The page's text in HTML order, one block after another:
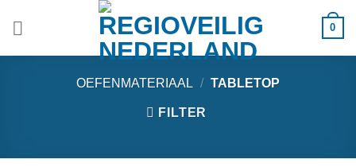
0
OEFENMATERIAAL / TABLETOP
FILTER